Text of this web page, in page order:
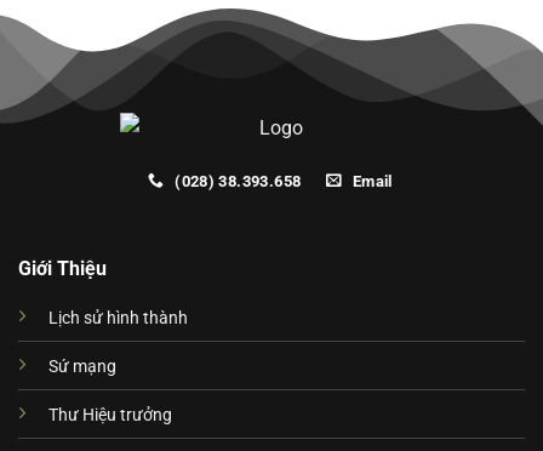
(028) 38.393.658 Email
Giới Thiệu
Lịch sử hình thành
Sứ mạng
Thư Hiệu trưởng